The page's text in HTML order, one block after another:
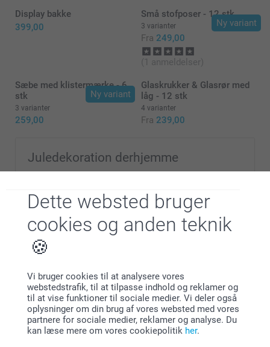
Dette websted bruger
cookies og anden teknik
Vi bruger cookies til at analysere vores
webstedstrafik, til at tilpasse indhold og reklamer og
til at vise funktioner til sociale medier. Vi deler også
oplysninger om din brug af vores websted med vores
partnere for sociale medier, reklamer og analyse. Du
kan læse mere om vores cookiepolitik her.
Display bakke
399,00
Ny variant
Små stofposer - 12 stk
3 varianter
Fra 249,00
(1 anmeldelser)
Ny variant
Sæbe med klistermærke - 6
stk
3 varianter
259,00
Glaskrukker & Glasrør med
låg - 12 stk
4 varianter
Fra 239,00
Juledekoration derhjemme
gløggen af et personligt serveringsfad og pynt træet
med dine egne juletræskugler og julepynt i træ med
fotos af familien! Lad denne jul blive den bedste
nogensinde!
Hvorforsmartphoto?